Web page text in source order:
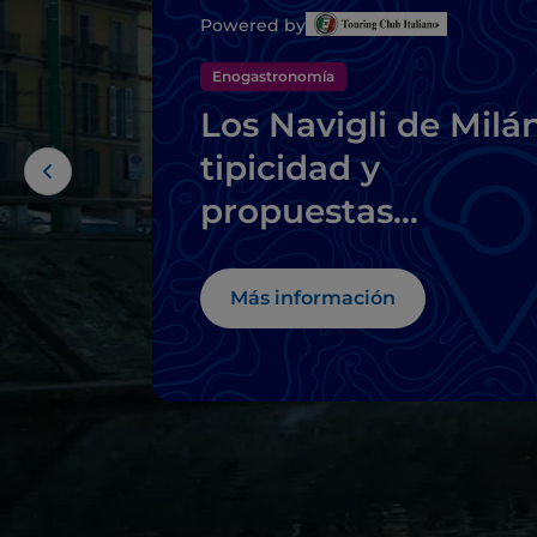
Powered by
Enogastronomía
Los Navigli de
tipicidad y
propuestas
cocina
Más información